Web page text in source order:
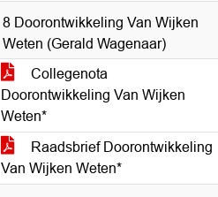
8 Doorontwikkeling Van Wijken
Weten (Gerald Wagenaar)
Collegenota
Doorontwikkeling Van Wijken
Weten*
Raadsbrief Doorontwikkeling
Van Wijken Weten*